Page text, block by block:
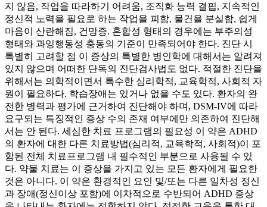
지 않음, 작업을 따라하기 어려움, 조직화 능력 결핍, 지속적인
정신적 노력을 필요로 하는 작업을 피함, 물건을 분실함, 쉽게
마음이 산란해짐, 건망증. 혼합성 형태의 경우에는 부주의성
형태와 과잉행동성 충동의 기준이 만족되어야 한다. 진단 시
특별히 고려할 점 이 증상의 특별한 병인학에 대해서는 알려져
있지 않으며 어떠한 단독의 진단검사법도 없다. 적절한 진단을
위해서는 의학적이면서 특수한 심리학적, 교육학적, 사회적 자
원이 필요하다. 학습장애는 있거나 없을 수도 있다. 환자의 완
전한 병력과 평가에 근거하여 진단해야 하며, DSM-IV에 따라
요구되는 특징적인 증상 수의 존재 여부에만 의존하여 진단해
서는 안 된다. 세심한 치료 프로그램의 필요성 이 약은 ADHD
의 환자에 대한 다른 치료방법(심리적, 교육학적, 사회적)이 포
함된 전체 치료프로그램 내 필수적인 부분으로 사용될 수 있
다. 약물 치료는 이 증상을 가지고 있는 모든 환자에게 필요한
것은 아니다. 이 약은 환경적인 요인 및/또는 다른 일차성 정신
과 장애(정신이상 포함)에 이차적으로 수반되어 ADHD 증상